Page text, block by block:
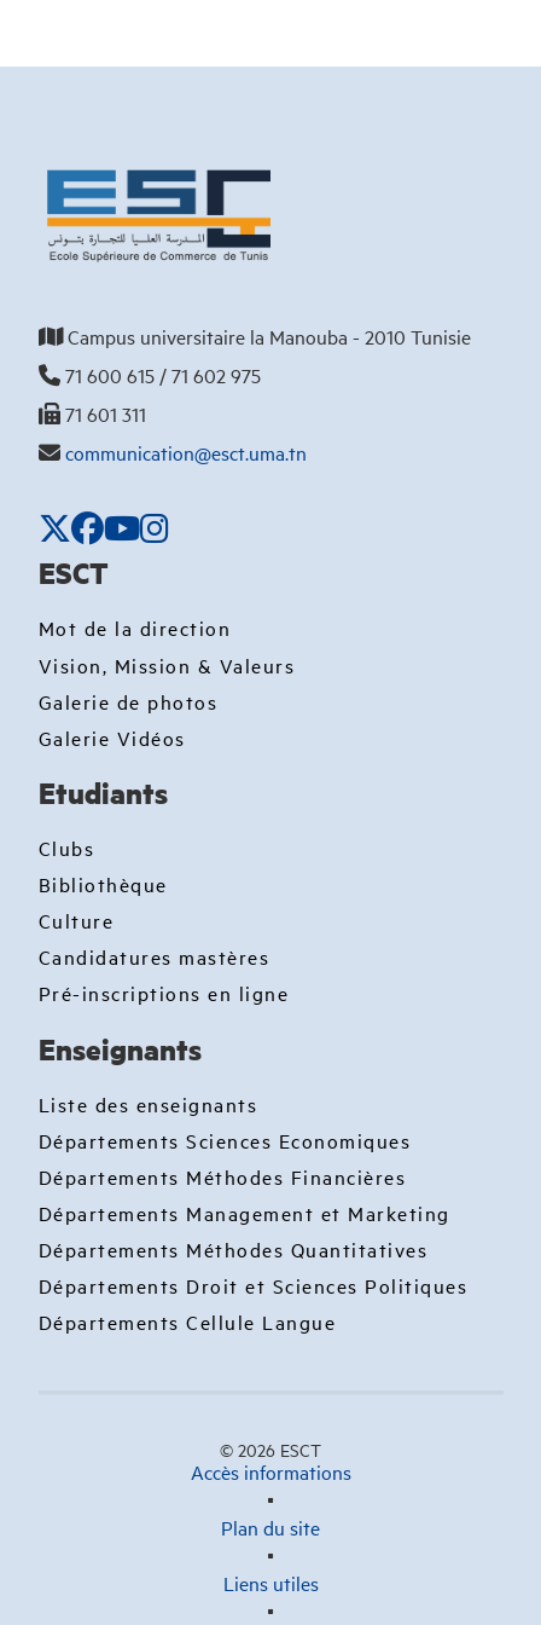
Campus universitaire la Manouba - 2010 Tunisie
71 600 615 / 71 602 975
71 601 311
communication@esct.uma.tn
ESCT
Mot de la direction
Vision, Mission & Valeurs
Galerie de photos
Galerie Vidéos
Etudiants
Clubs
Bibliothèque
Culture
Candidatures mastères
Pré-inscriptions en ligne
Enseignants
Liste des enseignants
Départements Sciences Economiques
Départements Méthodes Financières
Départements Management et Marketing
Départements Méthodes Quantitatives
Départements Droit et Sciences Politiques
Départements Cellule Langue
© 2026 ESCT
Accès informations
Plan du site
Liens utiles